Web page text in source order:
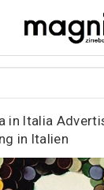
in Italia
in Italien